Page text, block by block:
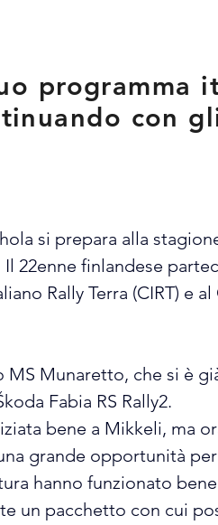
programma
con
si prepara alla
22enne finlandese
Rally Terra (CIRT) e
Munaretto, che si è
Fabia RS Rally2.
bene a Mikkeli, ma
grande opportunità
hanno funzionato
un pacchetto con cui